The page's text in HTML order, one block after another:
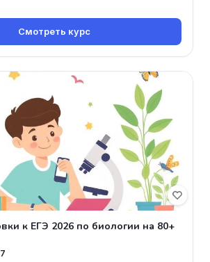
Смотреть курс
к ЕГЭ 2026 по биологии на 80+